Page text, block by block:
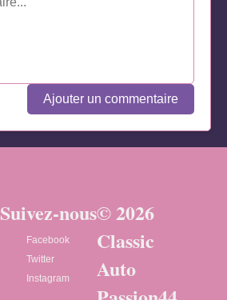
Ajouter un commentaire
Suivez-nous
Facebook
Twitter
Instagram
© 2026
Classic
Auto